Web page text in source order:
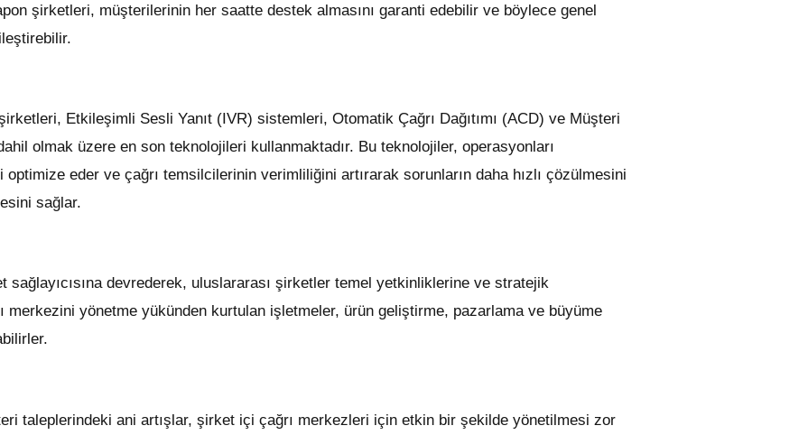
şirketleri, müşterilerinin her saatte destek almasını garanti edebilir ve böylece genel
Etkileşimli Sesli Yanıt (IVR) sistemleri, Otomatik Çağrı Dağıtımı (ACD) ve Müşteri
olmak üzere en son teknolojileri kullanmaktadır. Bu teknolojiler, operasyonları
optimize eder ve çağrı temsilcilerinin verimliliğini artırarak sorunların daha hızlı çözülmesini
sağlar.
sağlayıcısına devrederek, uluslararası şirketler temel yetkinliklerine ve stratejik
merkezini yönetme yükünden kurtulan işletmeler, ürün geliştirme, pazarlama ve büyüme
taleplerindeki ani artışlar, şirket içi çağrı merkezleri için etkin bir şekilde yönetilmesi zor